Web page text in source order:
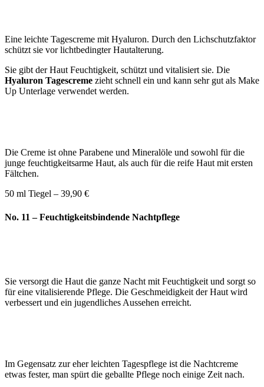
Eine leichte Tagescreme mit Hyaluron. Durch den Lichschutzfaktor
schützt sie vor lichtbedingter Hautalterung.
Sie gibt der Haut Feuchtigkeit, schützt und vitalisiert sie. Die
Hyaluron Tagescreme zieht schnell ein und kann sehr gut als Make
Up Unterlage verwendet werden.
Die Creme ist ohne Parabene und Mineralöle und sowohl für die
junge feuchtigkeitsarme Haut, als auch für die reife Haut mit ersten
Fältchen.
50 ml Tiegel – 39,90 €
No. 11 – Feuchtigkeitsbindende Nachtpflege
Sie versorgt die Haut die ganze Nacht mit Feuchtigkeit und sorgt so
für eine vitalisierende Pflege. Die Geschmeidigkeit der Haut wird
verbessert und ein jugendliches Aussehen erreicht.
Im Gegensatz zur eher leichten Tagespflege ist die Nachtcreme
etwas fester, man spürt die geballte Pflege noch einige Zeit nach.